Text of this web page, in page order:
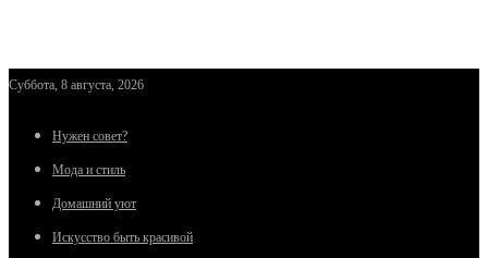
Суббота, 8 августа, 2026
Нужен совет?
Мода и стиль
Домашний уют
Искусство быть красивой